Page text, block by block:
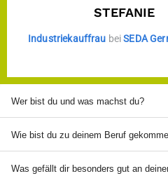
STEFANIE
Industriekauffrau beiSEDA
Wer bist du und was machst du?
Wie bist du zu deinem Beruf
Was gefällt dir besonders gut an